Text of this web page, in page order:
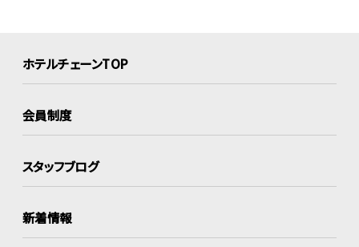
ホテルチェーンTOP
会員制度
スタッフブログ
新着情報